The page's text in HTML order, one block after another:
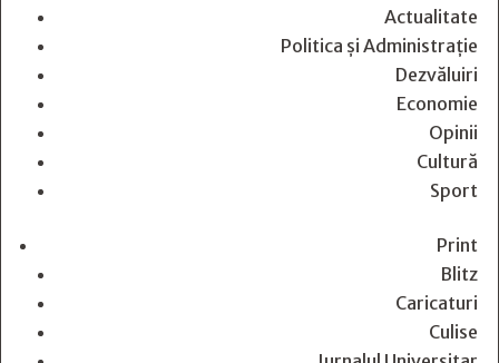
Actualitate
Politica și Administrație
Dezvăluiri
Economie
Opinii
Cultură
Sport
Print
Blitz
Caricaturi
Culise